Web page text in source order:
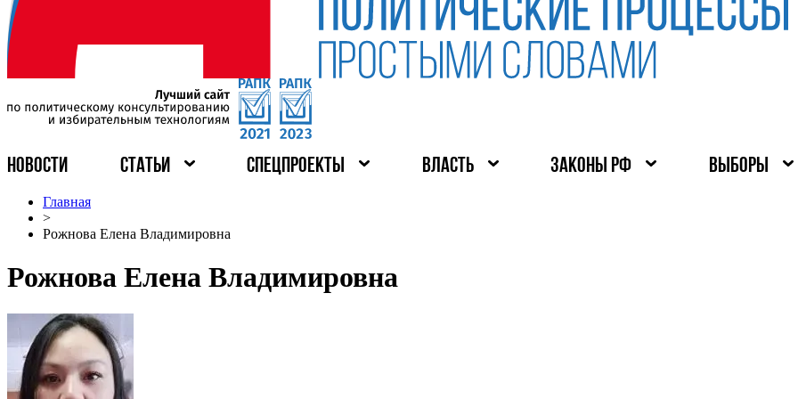
НОВОСТИ СТАТЬИ СПЕЦПРОЕКТЫ ВЛАСТЬ ЗАКОНЫ РФ ВЫБОРЫ
Главная
>
Рожнова Елена Владимировна
Рожнова Елена Владимировна